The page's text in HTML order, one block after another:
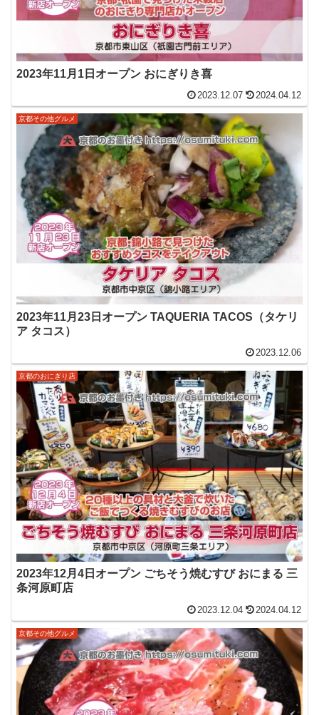
2023年11月1日オープン おにぎりき喜
2023.12.07 2024.04.12
京都その他グルメ
2023年11月23日オープン TAQUERIA TACOS（タケリ
ア タコス）
2023.12.06
京都のおにぎり店
2023年12月4日オープン ごちそう焼むすび おにまる 三
条河原町店
2023.12.04 2024.04.12
京都その他グルメ